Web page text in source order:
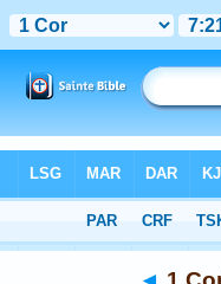
> Chapitre 7 > Verset 21